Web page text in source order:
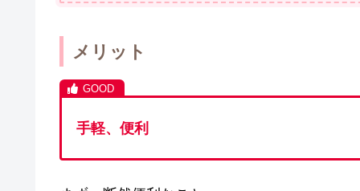
メリット
手軽、便利